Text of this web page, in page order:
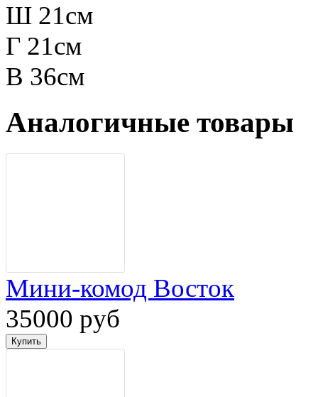
Ш 21см
Г 21см
В 36см
Аналогичные товары
Мини-комод Восток
35000 руб